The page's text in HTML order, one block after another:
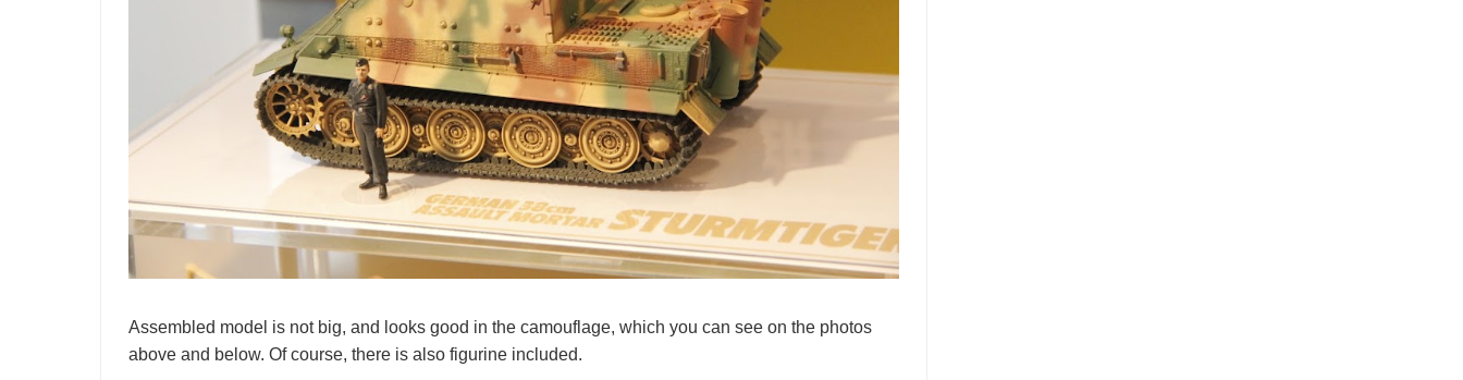
Assembled model is not big, and looks good in the camouflage, which you can see on the photos
above and below. Of course, there is also figurine included.